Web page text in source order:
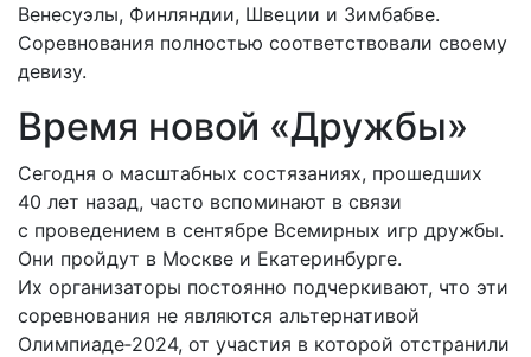
Венесуэлы, Финляндии, Швеции и Зимбабве.
Соревнования полностью соответствовали своему
девизу.
Время новой «Дружбы»
Сегодня о масштабных состязаниях, прошедших
40 лет назад, часто вспоминают в связи
с проведением в сентябре Всемирных игр дружбы.
Они пройдут в Москве и Екатеринбурге.
Их организаторы постоянно подчеркивают, что эти
соревнования не являются альтернативой
Олимпиаде‑2024, от участия в которой отстранили